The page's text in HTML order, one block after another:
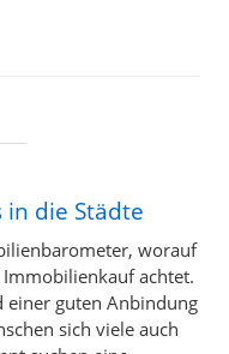
die Städte
worauf
achtet.
einer guten Anbindung
sich viele auch